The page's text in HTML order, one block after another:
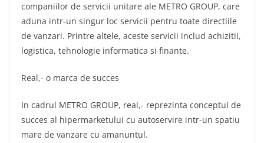
companiilor de servicii unitare ale METRO GROUP, care
aduna intr-un singur loc servicii pentru toate directiile
de vanzari. Printre altele, aceste servicii includ achizitii,
logistica, tehnologie informatica si finante.
Real,- o marca de succes
In cadrul METRO GROUP, real,- reprezinta conceptul de
succes al hipermarketului cu autoservire intr-un spatiu
mare de vanzare cu amanuntul.